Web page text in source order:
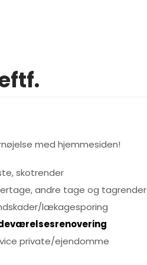
med hjemmesiden!
skotrender
andre tage og tagrender
lækagesporing
private/ejendomme